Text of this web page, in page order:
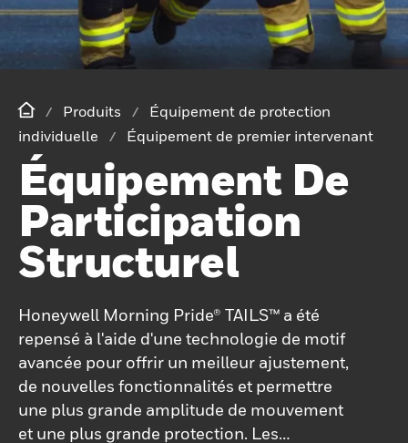
Produits
Équipement de protection
individuelle
Équipement de premier intervenant
Équipement De
Participation
Structurel
Honeywell Morning Pride® TAILS™ a été
repensé à l'aide d'une technologie de motif
avancée pour offrir un meilleur ajustement,
de nouvelles fonctionnalités et permettre
une plus grande amplitude de mouvement
et une plus grande protection. Les